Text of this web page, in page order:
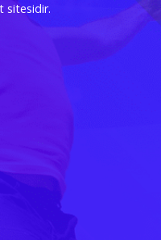
sitesidir.